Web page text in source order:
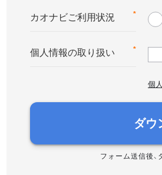
*
カオナビご利用状況
*
個人情報の取り扱い
個
ダウ
フォーム送信後